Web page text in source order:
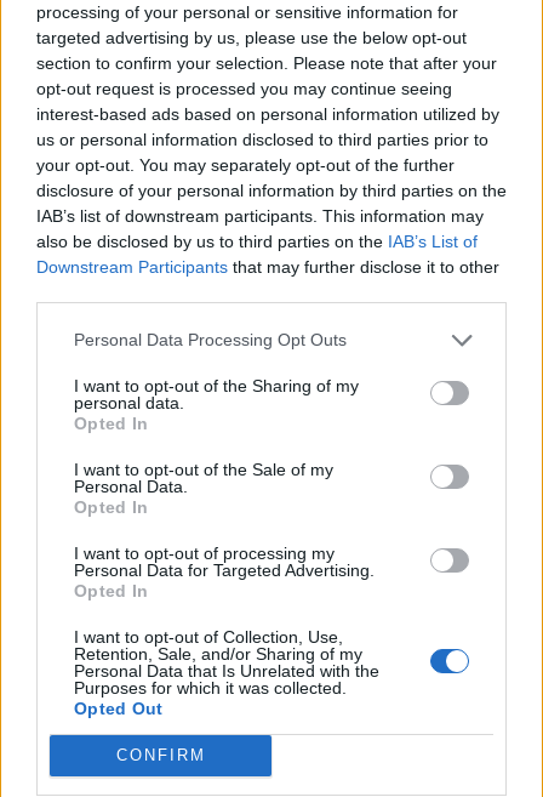
processing of your personal or sensitive information for
targeted advertising by us, please use the below opt-out
section to confirm your selection. Please note that after your
opt-out request is processed you may continue seeing
interest-based ads based on personal information utilized by
us or personal information disclosed to third parties prior to
your opt-out. You may separately opt-out of the further
disclosure of your personal information by third parties on the
IAB’s list of downstream participants. This information may
also be disclosed by us to third parties on the IAB’s List of
Downstream Participants that may further disclose it to other
Personal Data Processing Opt Outs
I want to opt-out of the Sharing of my
personal data.
Opted In
I want to opt-out of the Sale of my
Personal Data.
Opted In
I want to opt-out of processing my
Personal Data for Targeted Advertising.
Opted In
I want to opt-out of Collection, Use,
Retention, Sale, and/or Sharing of my
Personal Data that Is Unrelated with the
Purposes for which it was collected.
Opted Out
CONFIRM
Το FIAT 500 Hybrid τώρα από
18.990 ευρώ
Ατρόμητος και Novibet
συνεχίζουν μαζί: Ανανέωση της
συνεργασίας τους μέχρι το
2028
18η συνεχόμενη χρονιά για τον ΟΤΕ στη διεθνή σειρά δεικτών
FTSE4Good
Alpha Bank: Για πρώτη φορά το Αρχαίο Θέατρο Επιδαύρου άνοιξε τις
ΠΕΡΙΣΣΌΤΕΡΑ ΣΕ ΑΥΤΉ ΤΗΝ ΚΑΤΗΓΟΡΊΑ
Αύριο θα πιστωθεί το
κοινωνικό μέρισμα στους
λογαριασμούς 1.320.000
δικαιούχων
14/12/2017 - 02:00
Αύξηση 11% των
ηλεκτρονικών αγορών